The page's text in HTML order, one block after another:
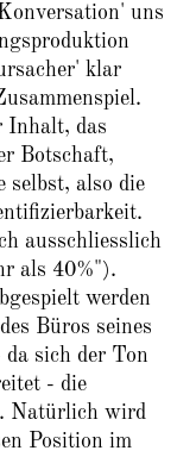
uns
klar
Inhalt, das
Botschaft,
selbst, also die
ausschliesslich
als 40%").
werden
Büros seines
sich der Ton
- die
Natürlich wird
Position im